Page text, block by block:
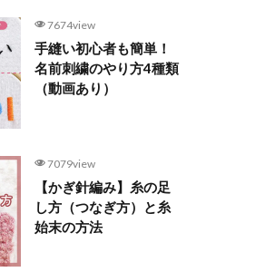
7674view
手縫い初心者も簡単！
名前刺繍のやり方4種類
（動画あり）
7079view
【かぎ針編み】糸の足
し方（つなぎ方）と糸
始末の方法